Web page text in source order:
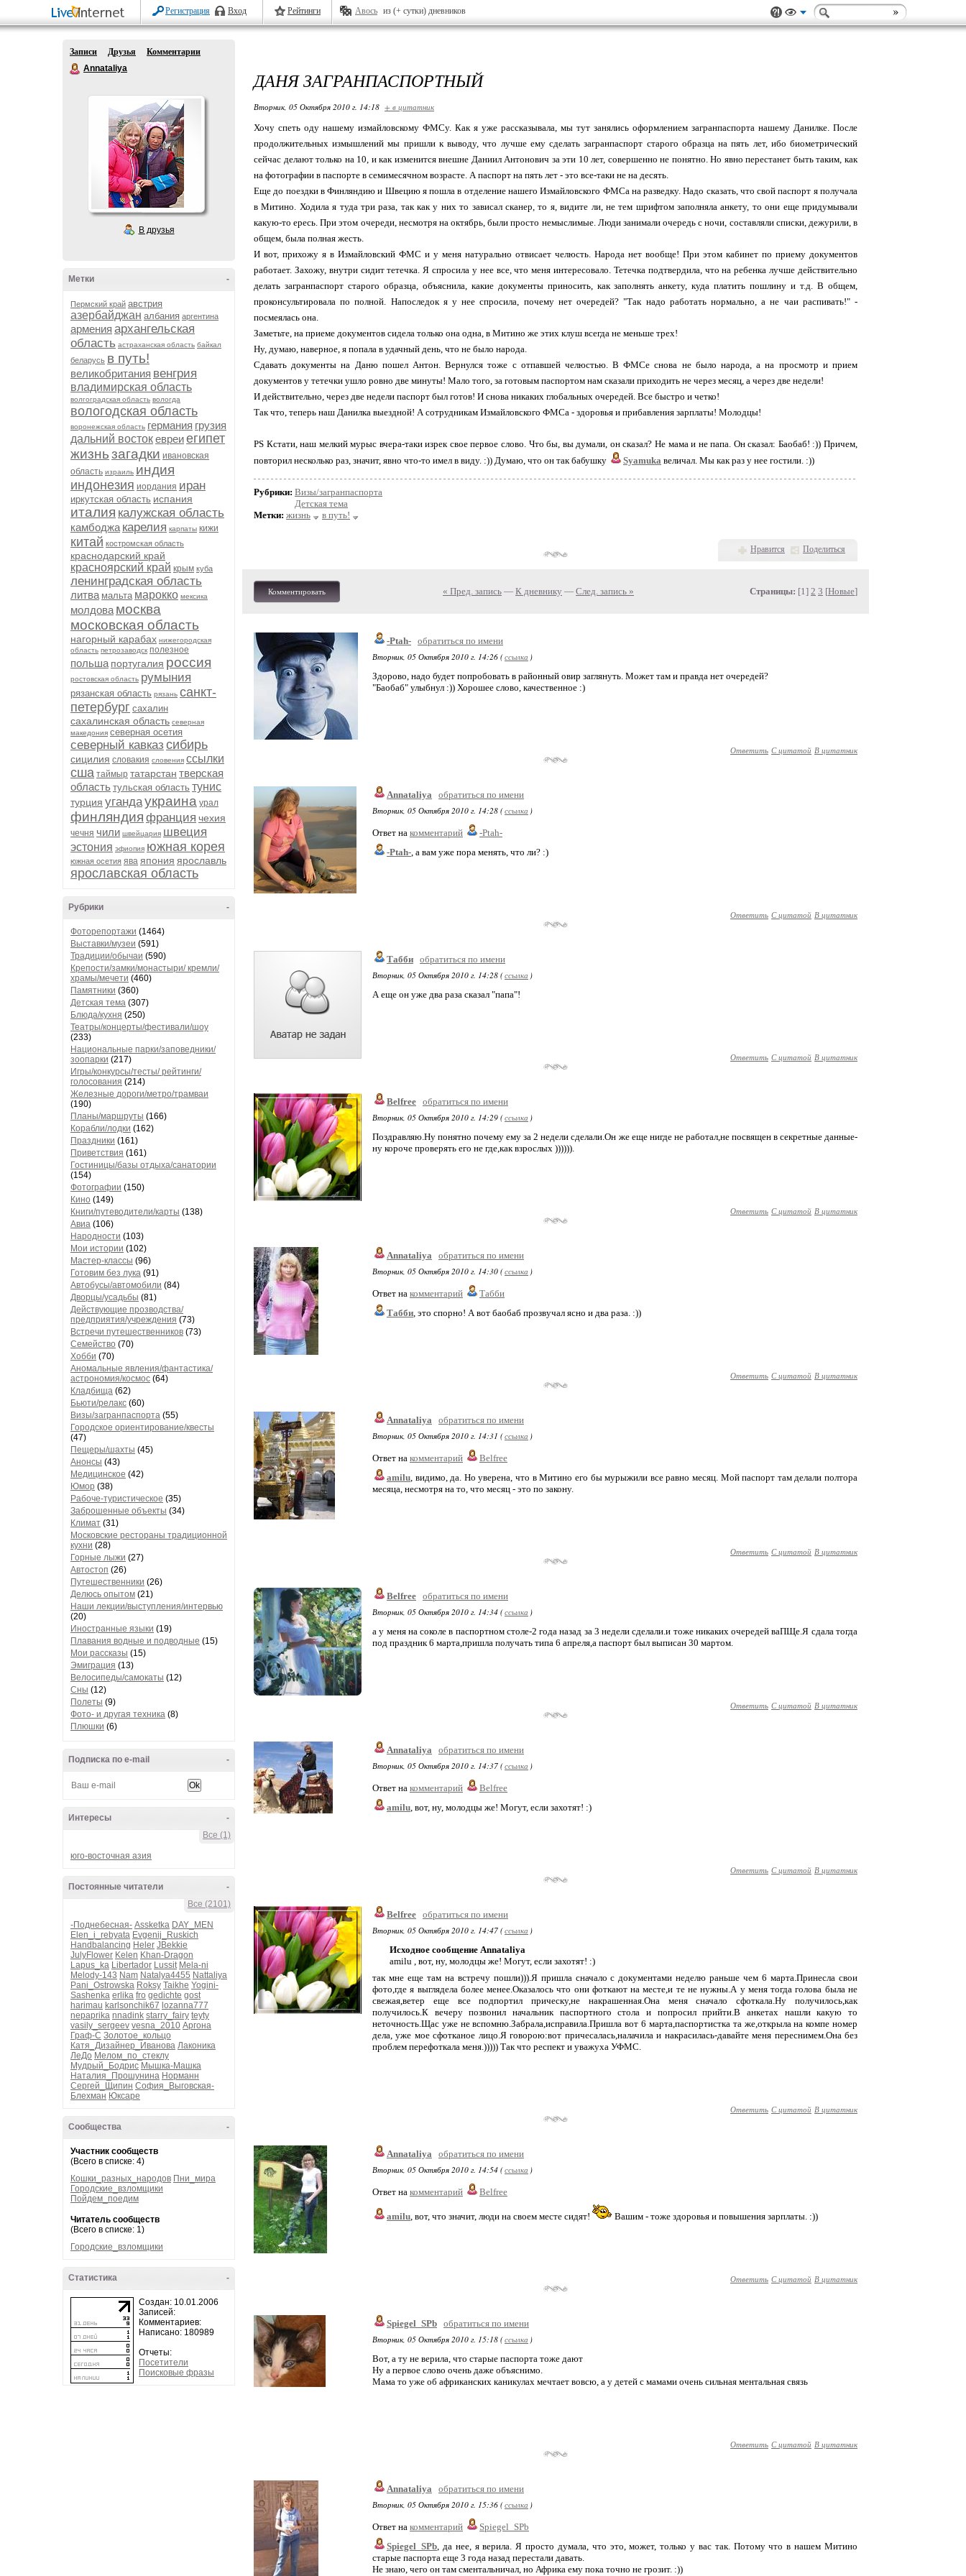
Регистрация Вход Рейтинги Авось из (+ сутки) дневников
Записи Друзья
Комментарии
Annataliya
В друзья
-
Метки
Пермский край австрия
азербайджан албания аргентина
армения архангельская
область астраханская область байкал
беларусь в путь!
великобритания венгрия
владимирская область
волгоградская область вологда
вологодская область
воронежская область германия грузия
дальний востокевреиегипет
жизньзагадки ивановская
область израиль индия
индонезия иордания иран
иркутская область испания
италия калужская область
камбоджа карелия карпаты кижи
китай костромская область
краснодарский край
красноярский край крым куба
ленинградская область
литва мальта марокко мексика
молдова москва
московская область
нагорный карабах нижегородская
область петрозаводск полезное
польша португалия россия
ростовская область румыния
рязанская область рязань санкт-
петербург сахалин
сахалинская область северная
македония северная осетия
северный кавказ сибирь
сицилия словакия словения ссылки
сша таймыр татарстан тверская
область тульская область тунис
турция угандаукраина урал
финляндия франция чехия
чечня чили швейцария швеция
эстония эфиопия южная корея
южная осетия ява япония ярославль
ярославская область
-
Рубрики
Фоторепортажи (1464)
Выставки/музеи (591)
Традиции/обычаи (590)
Крепости/замки/монастыри/ кремли/
храмы/мечети (460)
Памятники (360)
Детская тема (307)
Блюда/кухня (250)
Театры/концерты/фестивали/шоу
(233)
Национальные парки/заповедники/
зоопарки (217)
Игры/конкурсы/тесты/ рейтинги/
голосования (214)
Железные дороги/метро/трамваи
(190)
Планы/маршруты (166)
Корабли/лодки (162)
Праздники (161)
Приветствия (161)
Гостиницы/базы отдыха/санатории
(154)
Фотографии (150)
Кино (149)
Книги/путеводители/карты (138)
Авиа (106)
Народности (103)
Мои истории (102)
Мастер-классы (96)
Готовим без лука (91)
Автобусы/автомобили (84)
Дворцы/усадьбы (81)
Действующие прозводства/
предприятия/учреждения (73)
Встречи путешественников (73)
Семейство (70)
Хобби (70)
Аномальные явления/фантастика/
астрономия/космос (64)
Кладбища (62)
Бьюти/релакс (60)
Визы/загранпаспорта (55)
Городское ориентирование/квесты
(47)
Пещеры/шахты (45)
Анонсы (43)
Медицинское (42)
Юмор (38)
Рабоче-туристическое (35)
Заброшенные объекты (34)
Климат (31)
Московские рестораны традиционной
кухни (28)
Горные лыжи (27)
Автостоп (26)
Путешественники (26)
Делюсь опытом (21)
Наши лекции/выступления/интервью
(20)
Иностранные языки (19)
Плавания водные и подводные (15)
Мои рассказы (15)
Эмиграция (13)
Велосипеды/самокаты (12)
Сны (12)
Полеты (9)
Фото- и другая техника (8)
Плюшки (6)
-
Подписка по e-mail
-
Интересы
Все (1)
юго-восточная азия
-
Постоянные читатели
Все (2101)
-Поднебесная- Assketka DAY_MEN
Elen_i_rebyata Evgenij_Ruskich
Handbalancing Heler JBekkie
JulyFlower Kelen Khan-Dragon
Lapus_ka Libertador Lussit Mela-ni
Melody-143 Nam Natalya4455 Nattaliya
Pani_Ostrowska Roksy Taikhe Yogini-
Sashenka erlika fro gedichte gost
harimau karlsonchik67 lozanna777
nepaprika nnadink starry_fairy teyty
vasily_sergeev vesna_2010 Аргона
Граф-С Золотое_кольцо
Катя_Дизайнер_Иванова Лаконика
ЛеДо Мелом_по_стеклу
Мудрый_Бодрис Мышка-Машка
Наталия_Прошунина Норманн
Сергей_Щипин София_Выговская-
Блехман Юксаре
-
Сообщества
Участник сообществ
(Всего в списке: 4)
Кошки_разных_народов Пни_мира
Городские_взломщики
Пойдем_поедим
Читатель сообществ
(Всего в списке: 1)
Городские_взломщики
-
Статистика
Создан: 10.01.2006
Записей:
Комментариев:
Написано: 180989
Отчеты:
Посетители
Поисковые фразы
ДАНЯ ЗАГРАНПАСПОРТНЫЙ
Вторник, 05 Октября 2010 г. 14:18 + в цитатник
Хочу спеть оду нашему измайловскому ФМСу. Как я уже рассказывала, мы тут занялись оформлением загранпаспорта нашему Данилке. После
продолжительных измышлений мы пришли к выводу, что лучше ему сделать загранпаспорт старого образца на пять лет, ибо биометрический
сейчас делают только на 10, и как изменится внешне Даниил Антонович за эти 10 лет, совершенно не понятно. Но явно перестанет быть таким, как
на фотографии в паспорте в семимесячном возрасте. А паспорт на пять лет - это все-таки не на десять.
Еще до поездки в Финляндию и Швецию я пошла в отделение нашего Измайловского ФМСа на разведку. Надо сказать, что свой паспорт я получала
в Митино. Ходила я туда три раза, так как у них то зависал сканер, то я, видите ли, не тем шрифтом заполняла анкету, то они еще придумывали
какую-то ересь. При этом очереди, несмотря на октябрь, были просто немыслимые. Люди занимали очередь с ночи, составляли списки, дежурили, в
общем, была полная жесть.
И вот, прихожу я в Измайловский ФМС и у меня натурально отвисает челюсть. Народа нет вообще! При этом кабинет по приему документов
работает. Захожу, внутри сидит тетечка. Я спросила у нее все, что меня интересовало. Тетечка подтвердила, что на ребенка лучше действительно
делать загранпаспорт старого образца, объяснила, какие документы приносить, как заполнять анкету, куда платить пошлину и т.д. В общем,
проконсультировала по полной. Напоследок я у нее спросила, почему нет очередей? "Так надо работать нормально, а не чаи распивать!" -
посмеялась она.
Заметьте, на приеме документов сидела только она одна, в Митино же этих клуш всегда не меньше трех!
Ну, думаю, наверное, я попала в удачный день, что не было народа.
Сдавать документы на Даню пошел Антон. Вернулся тоже с отпавшей челюстью. В ФМСе снова не было народа, а на просмотр и прием
документов у тетечки ушло ровно две минуты! Мало того, за готовым паспортом нам сказали приходить не через месяц, а через две недели!
И действительно, через две недели паспорт был готов! И снова никаких глобальных очередей. Все быстро и четко!
Так что, теперь наш Данилка выездной! А сотрудникам Измайловского ФМСа - здоровья и прибавления зарплаты! Молодцы!
PS Кстати, наш мелкий мурыс вчера-таки изрек свое первое слово. Что бы, вы думали, он сказал? Не мама и не папа. Он сказал: Баобаб! :)) Причем,
повторил несколько раз, значит, явно что-то имел в виду. :)) Думаю, что он так бабушку
Syamuka величал. Мы как раз у нее гостили. :))
Рубрики: Визы/загранпаспорта
Детская тема
Метки: жизнь в путь!
Нравится Поделиться
Комментировать « Пред. запись — К дневнику — След. запись » Страницы: [1] 2 3 [Новые]
-Ptah- обратиться по имени
Вторник, 05 Октября 2010 г. 14:26 (ссылка )
Здорово, надо будет попробовать в районный овир заглянуть. Может там и правда нет очередей?
"Баобаб" улыбнул :)) Хорошее слово, качественное :)
Ответить С цитатой В цитатник
Annataliya
обратиться по имени
Вторник, 05 Октября 2010 г. 14:28 (ссылка )
Ответ на комментарий
-Ptah-
-Ptah-, а вам уже пора менять, что ли? :)
Ответить С цитатой В цитатник
Табби обратиться по имени
Вторник, 05 Октября 2010 г. 14:28 (ссылка )
А еще он уже два раза сказал "папа"!
Ответить С цитатой В цитатник
Belfree обратиться по имени
Вторник, 05 Октября 2010 г. 14:29 (ссылка )
Поздравляю.Ну понятно почему ему за 2 недели сделали.Он же еще нигде не работал,не посвящен в секретные данные-
ну короче проверять его не где,как взрослых )))))).
Ответить С цитатой В цитатник
Annataliya
обратиться по имени
Вторник, 05 Октября 2010 г. 14:30 (ссылка )
Ответ на комментарий
Табби
Табби, это спорно! А вот баобаб прозвучал ясно и два раза. :))
Ответить С цитатой В цитатник
Annataliya
обратиться по имени
Вторник, 05 Октября 2010 г. 14:31 (ссылка )
Ответ на комментарий
Belfree
amilu, видимо, да. Но уверена, что в Митино его бы мурыжили все равно месяц. Мой паспорт там делали полтора
месяца, несмотря на то, что месяц - это по закону.
Ответить С цитатой В цитатник
Belfree обратиться по имени
Вторник, 05 Октября 2010 г. 14:34 (ссылка )
а у меня на соколе в паспортном столе-2 года назад за 3 недели сделали.и тоже никаких очередей ваПЩе.Я сдала тогда
под праздник 6 марта,пришла получать типа 6 апреля,а паспорт был выписан 30 мартом.
Ответить С цитатой В цитатник
Annataliya
обратиться по имени
Вторник, 05 Октября 2010 г. 14:37 (ссылка )
Ответ на комментарий
Belfree
amilu, вот, ну, молодцы же! Могут, если захотят! :)
Ответить С цитатой В цитатник
Belfree обратиться по имени
Вторник, 05 Октября 2010 г. 14:47 (ссылка )
Исходное сообщение Annataliya
amilu , вот, ну, молодцы же! Могут, если захотят! :)
так мне еще там на встречу пошли))).Я пришла сначало с документами неделю раньше чем 6 марта.Принесла свои
фото,где я выглядела более менее.Оказалось что они фоткают на месте,и те не нужны.А у меня тогда голова была не
свежая,ветер еще все подпортил прическу,не накрашенная.Она меня сначало сфоткала.Ну получилось,как
получилось.К вечеру позвонил начальник паспортного стола и попросил прийти.В анкетах нашли какую то
неточность.Щас уже не вспомню.Забрала,исправила.Пришла вот 6 марта,паспортистка та же,открыла на компе номер
дела, уже мое сфотканое лицо.Я говорою:вот причесалась,налачила и накрасилась-давайте меня переснимем.Она без
проблем перефоткала меня.))))) Так что респект и уважуха УФМС.
Ответить С цитатой В цитатник
Annataliya
обратиться по имени
Вторник, 05 Октября 2010 г. 14:54 (ссылка )
Ответ на комментарий Belfree
amilu, вот, что значит, люди на своем месте сидят! Вашим - тоже здоровья и повышения зарплаты. :))
Ответить С цитатой В цитатник
Spiegel_SPb обратиться по имени
Вторник, 05 Октября 2010 г. 15:18 (ссылка )
Вот, а ту не верила, что старые паспорта тоже дают
Ну а первое слово очень даже объяснимо.
Мама то уже об африканских каникулах мечтает вовсю, а у детей с мамами очень сильная ментальная связь
Ответить С цитатой В цитатник
Annataliya
обратиться по имени
Вторник, 05 Октября 2010 г. 15:36 (ссылка )
Ответ на комментарий
Spiegel_SPb
Spiegel_SPb, да нее, я верила. Я просто думала, что это, может, только у вас так. Потому что в нашем Митино
старые паспорта еще 3 года назад перестали давать.
Не знаю, чего он там сментальничал, но Африка ему пока точно не грозит. :))